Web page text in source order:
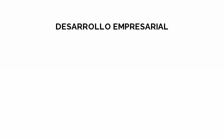
DESARROLLO EMPRESARIAL